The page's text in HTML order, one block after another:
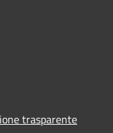
trasparente